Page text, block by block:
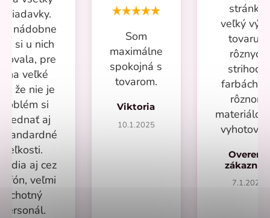
nádobne
si u nich
pre
veľké
že nie je
si
aj
veľkosti.
aj cez
veľmi
ochotný
personál.
Som
maximálne
spokojná s
tovarom.
Viktoria
10.1.2025
stránka,
veľký
tovaru v
rôznych
strihoch,
farbách a
rôznom
Overený
7.1.2025